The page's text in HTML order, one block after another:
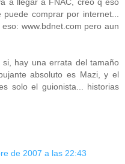
a llegar a FNAC, creo q eso
comprar por internet...
www.bdnet.com pero aun
hay una errata del tamaño
absoluto es Mazi, y el
solo el guionista... historias
de 2007 a las 22:43